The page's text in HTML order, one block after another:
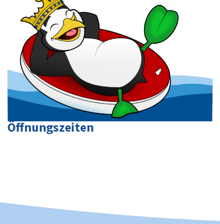
Öffnungszeiten